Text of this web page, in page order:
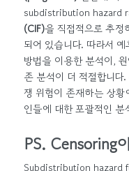
subdistribution hazard
(CIF)을 직접적으로 추정
되어 있습니다. 따라서
방법을 이용한 분석이,
존 분석이 더 적절합니다
쟁 위험이 존재하는 상
인들에 대한 포괄적인
PS. Censoring
Subdistribution hazard